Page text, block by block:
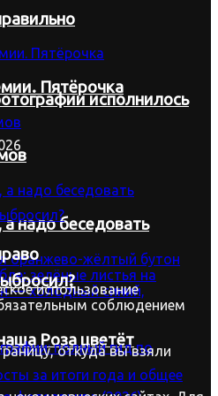
Пятёрочка
надо беседовать
Роза цветёт
исполнилось
использование
соблюдением
откуда вы взяли